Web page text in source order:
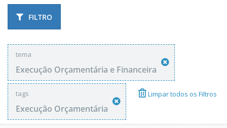
FILTRO
tema
Execução Orçamentária e Financeira
tags
Execução Orçamentária
Limpar todos os Filtros